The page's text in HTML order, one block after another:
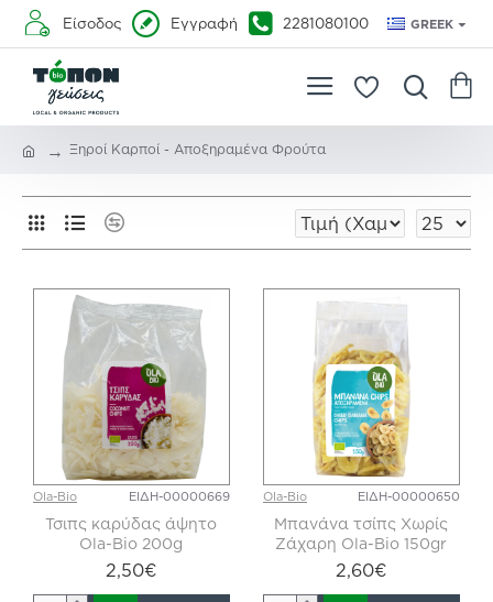
Είσοδος Εγγραφή 2281080100 GREEK
Ξηροί Καρποί - Αποξηραμένα Φρούτα
Ola-Bio ΕΙΔΗ-00000669
Τσιπς καρύδας άψητο
Ola-Bio 200g
2,50€
Ola-Bio ΕΙΔΗ-00000650
Μπανάνα τσίπς Χωρίς
Ζάχαρη Ola-Bio 150gr
2,60€